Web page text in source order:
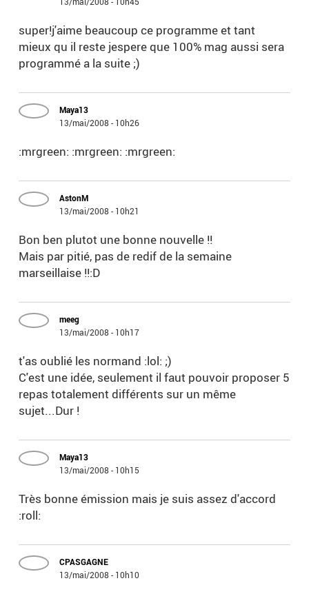
super!j'aime beaucoup ce programme et tant
mieux qu il reste jespere que 100% mag aussi sera
programmé a la suite ;)
Maya13
13/mai/2008 - 10h26
:mrgreen: :mrgreen: :mrgreen:
AstonM
13/mai/2008 - 10h21
Bon ben plutot une bonne nouvelle !!
Mais par pitié, pas de redif de la semaine
marseillaise !!:D
meeg
13/mai/2008 - 10h17
t'as oublié les normand :lol: ;)
C'est une idée, seulement il faut pouvoir proposer 5
repas totalement différents sur un même
sujet...Dur !
Maya13
13/mai/2008 - 10h15
Très bonne émission mais je suis assez d'accord
:roll:
CPASGAGNE
13/mai/2008 - 10h10